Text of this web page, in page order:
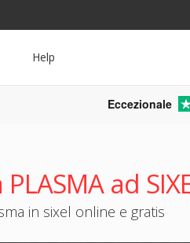
Help
Eccezionale
ad
in sixel online e gratis